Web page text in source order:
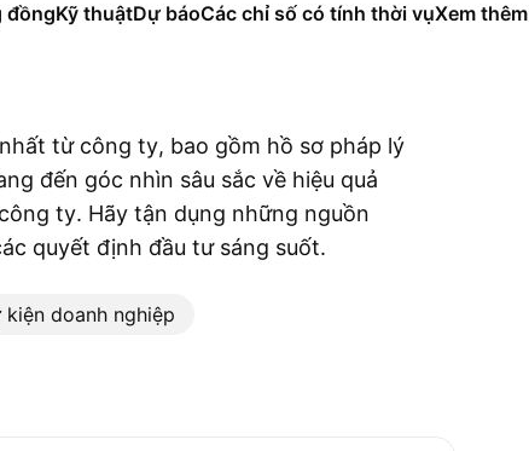
đồngKỹ thuậtDự báoCác chỉ số có tính thời vụXem thêm
từ công ty, bao gồm hồ sơ pháp lý
đến góc nhìn sâu sắc về hiệu quả
ty. Hãy tận dụng những nguồn
quyết định đầu tư sáng suốt.
kiện doanh nghiệp